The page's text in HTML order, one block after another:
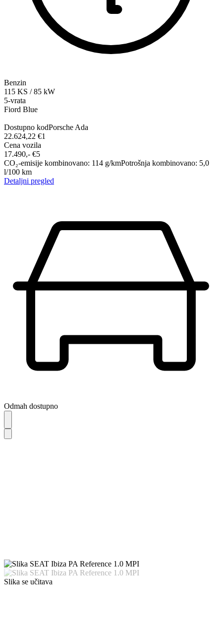
Benzin
115 KS / 85 kW
5-vrata
Fiord Blue
Dostupno kodPorsche Ada
22.624,22 €1
Cena vozila
17.490,-‍ €5
CO₂-emisije kombinovano: 114 g/kmPotrošnja kombinovano: 5,0
l/100 km
Detaljni pregled
Odmah dostupno
Slika se učitava